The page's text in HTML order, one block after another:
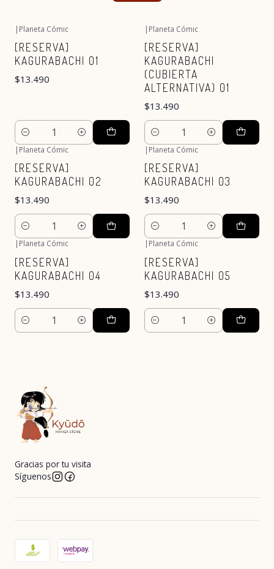
| Planeta Cómic
[RESERVA]
KAGURABACHI 01
$13.490
Cantidad
| Planeta Cómic
[RESERVA]
KAGURABACHI
(CUBIERTA
ALTERNATIVA) 01
$13.490
Cantidad
| Planeta Cómic
[RESERVA]
KAGURABACHI 02
$13.490
Cantidad
| Planeta Cómic
[RESERVA]
KAGURABACHI 03
$13.490
Cantidad
| Planeta Cómic
[RESERVA]
KAGURABACHI 04
$13.490
Cantidad
| Planeta Cómic
[RESERVA]
KAGURABACHI 05
$13.490
Cantidad
Gracias por tu visita
Síguenos